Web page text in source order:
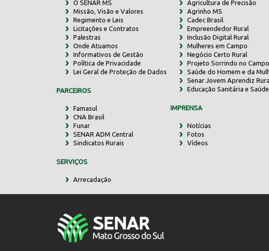
O SENAR MS
Missão, Visão e Valores
Regimento e Leis
Licitações e Contratos
Palestras
Onde Atuamos
Informativos de Gestão
Política de Privacidade
Lei Geral de Proteção de Dados
PARCEIROS
Famasul
CNA Brasil
Funar
SENAR ADM Central
Sindicatos Rurais
SERVIÇOS
Arrecadação
Agricultura de Precisão
Agrinho MS
Cadec Brasil
Empreendedor Rural
Inclusão Digital Rural
Mulheres em Campo
Negócio Certo Rural
Projeto Sorrindo no Campo
Saúde do Homem e da
Senar Jovem Aprendiz
Educação Sanitária e
IMPRENSA
Notícias
Fotos
Vídeos